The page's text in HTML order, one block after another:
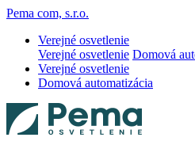
Pema com, s.r.o.
Verejné osvetlenie
Verejné osvetlenie Domová
Verejné osvetlenie
Domová automatizácia